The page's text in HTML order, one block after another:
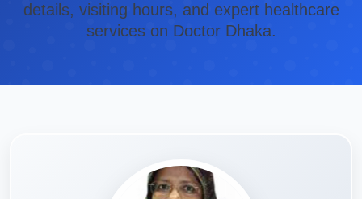
details, visiting hours, and expert healthcare
services on Doctor Dhaka.